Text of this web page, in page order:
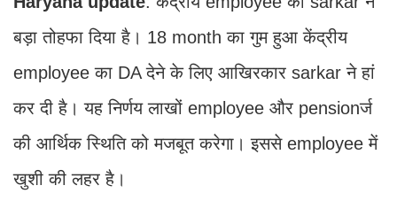
बड़ा तोहफा दिया है। 18 month का गुम हुआ केंद्रीय
employee का DA देने के लिए आ​खिरकार sarkar ने हां
कर दी है। यह​ निर्णय लाखों employee और pensionर्ज
की ​आ​र्थिक ​स्थिति को मजबूत करेगा। इससे employee में
खुशी की लहर है।